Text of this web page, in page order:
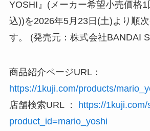
YOSHI』(メーカー希望小売価格1
込))を2026年5月23日(土)より順
す。 (発売元：株式会社BANDAI
商品紹介ページURL：
https://1kuji.com/products/
店舗検索URL ：
https://
product_id=mario_yoshi